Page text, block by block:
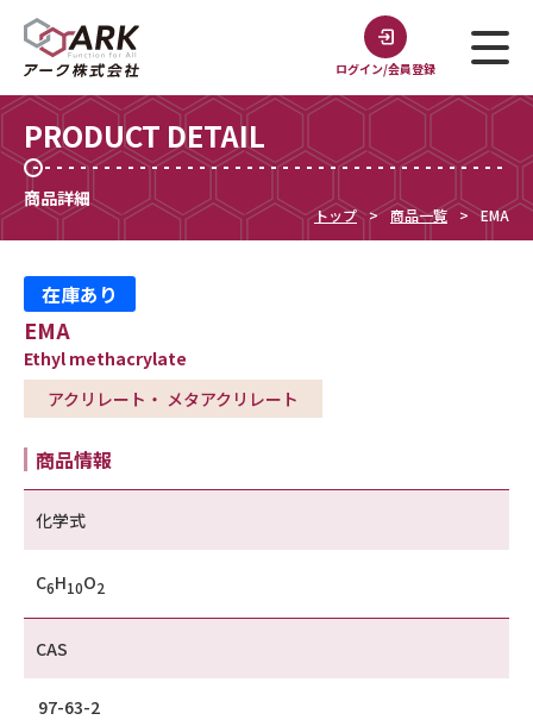
ログイン/会員登録
PRODUCT DETAIL
商品詳細
トップ 商品一覧 EMA
在庫あり
EMA
Ethyl methacrylate
アクリレート・ メタアクリレート
商品情報
化学式
C6H10O2
CAS
97-63-2